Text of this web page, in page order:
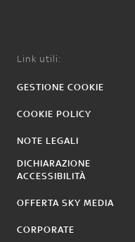
Link utili:
GESTIONE COOKIE
COOKIE POLICY
NOTE LEGALI
DICHIARAZIONE
ACCESSIBILITÀ
OFFERTA SKY MEDIA
CORPORATE